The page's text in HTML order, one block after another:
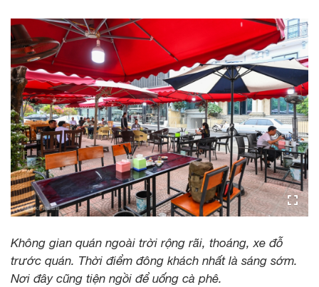
Không gian quán ngoài trời rộng rãi, thoáng, xe đỗ
trước quán. Thời điểm đông khách nhất là sáng sớm.
Nơi đây cũng tiện ngồi để uống cà phê.